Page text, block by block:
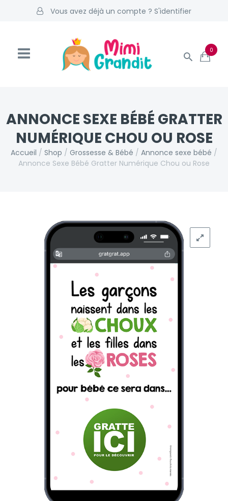
Vous avez déjà un compte ? S'identifier
0
ANNONCE SEXE BÉBÉ GRATTER
NUMÉRIQUE CHOU OU ROSE
Accueil / Shop / Grossesse & Bébé / Annonce sexe bébé /
Annonce Sexe Bébé Gratter Numérique Chou ou Rose